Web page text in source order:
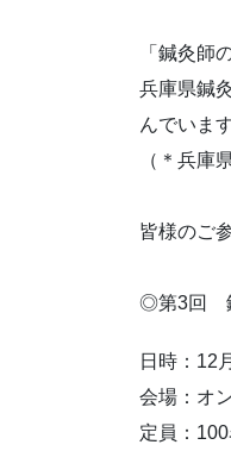
「鍼灸師
兵庫県鍼
んでいます
（＊兵庫
皆様のご
◎第3回
日時：12
会場：オ
定員：100